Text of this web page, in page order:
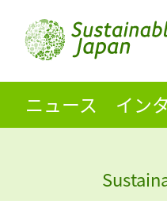
ニュース イン